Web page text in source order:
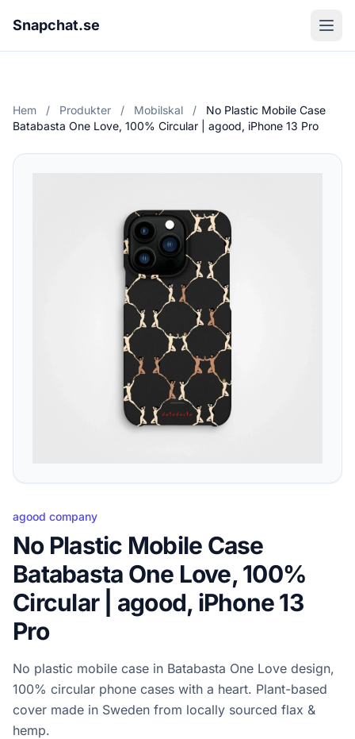
Snapchat.se
Hem / Produkter / Mobilskal /
No Plastic Mobile Case
Batabasta One Love, 100% Circular | agood, iPhone 13 Pro
agood company
No Plastic Mobile Case
Batabasta One Love, 100%
Circular | agood, iPhone 13
Pro
No plastic mobile case in Batabasta One Love design,
100% circular phone cases with a heart. Plant-based
cover made in Sweden from locally sourced flax &
hemp.